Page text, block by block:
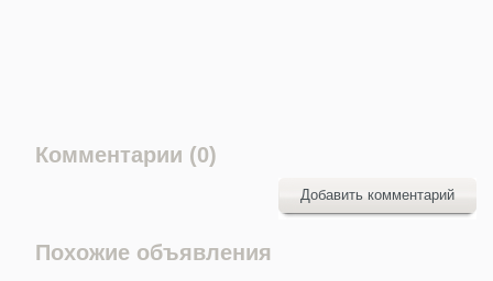
Комментарии (0)
Добавить комментарий
Похожие объявления